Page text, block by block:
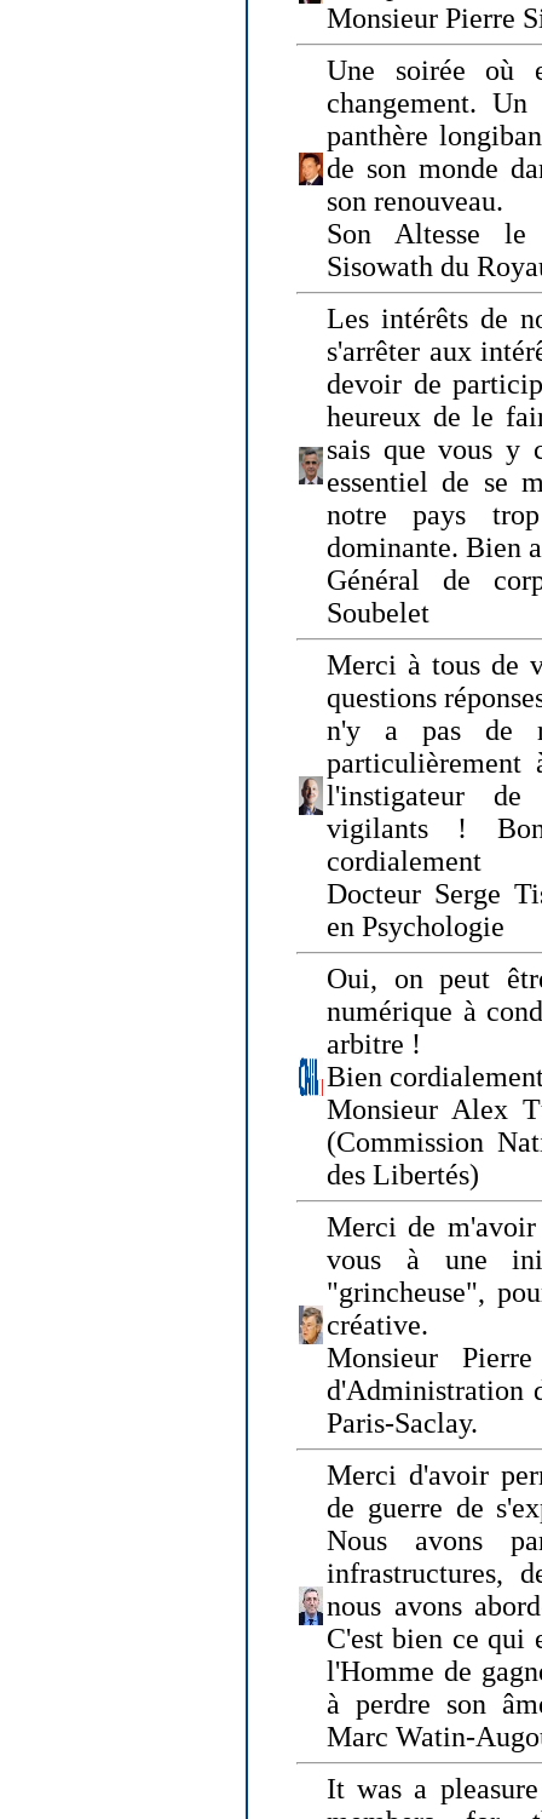
Monsieur Pierre
Une soirée où
changement.
panthère
de son monde
son renouveau.
Son Altesse le
Sisowath du
Les intérêts de
s'arrêter aux
devoir de
heureux de le
sais que vous y
essentiel de se
notre pays
dominante. Bien
Général de
Soubelet
Merci à tous de
questions
n'y a pas de
l'instigateur de
vigilants !
cordialement
Docteur Serge
en Psychologie
Oui, on peut
numérique à
arbitre !
Bien
Monsieur Alex
(Commission
des Libertés)
Merci de
vous à une
"grincheuse",
créative.
Monsieur
d'Administration
Paris-Saclay.
Merci d'avoir
de guerre de
Nous avons
infrastructures,
nous avons
C'est bien ce qui
l'Homme de
à perdre son
Marc Watin-
It was a